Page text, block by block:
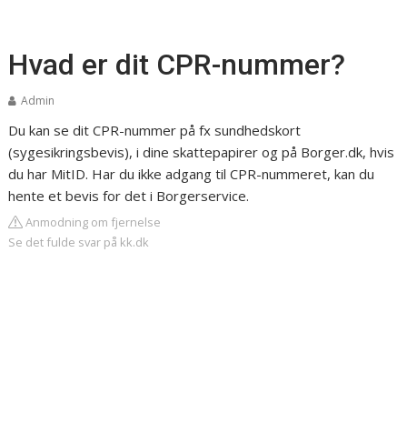
Hvad er dit CPR-nummer?
Admin
Du kan se dit CPR-nummer på fx sundhedskort
(sygesikringsbevis), i dine skattepapirer og på Borger.dk, hvis
du har MitID. Har du ikke adgang til CPR-nummeret, kan du
hente et bevis for det i Borgerservice.
Anmodning om fjernelse
Se det fulde svar på kk.dk